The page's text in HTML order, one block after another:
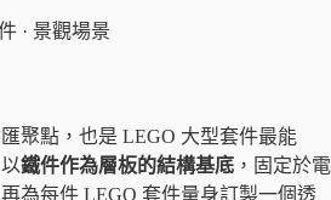
· 景觀場景
聚點，也是 LEGO 大型套件最能
鐵件作為層板的結構基底 ，固定於電
為每件 LEGO 套件量身訂製一個透